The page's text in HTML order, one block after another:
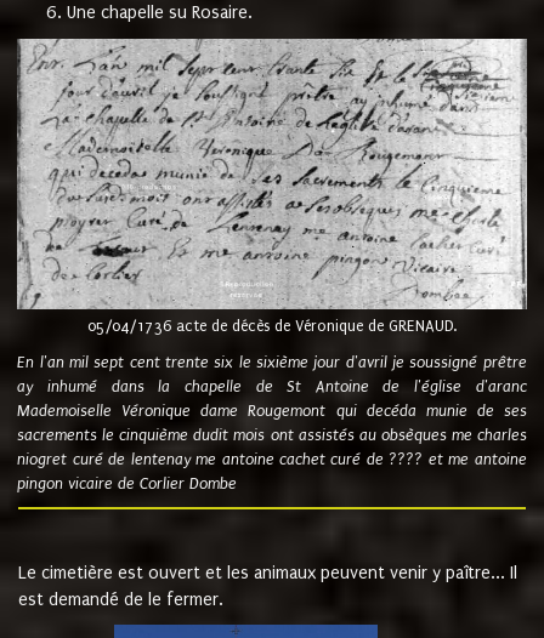
Une chapelle su Rosaire.
05/04/1736 acte de décès de Véronique de GRENAUD.
En l'an mil sept cent trente six le sixième jour d'avril je soussigné prêtre
ay inhumé dans la chapelle de St Antoine de l'église d'aranc
Mademoiselle Véronique dame Rougemont qui decéda munie de ses
sacrements le cinquième dudit mois ont assistés au obsèques me charles
niogret curé de lentenay me antoine cachet curé de ???? et me antoine
pingon vicaire de Corlier Dombe
Le cimetière est ouvert et les animaux peuvent venir y paître... Il
est demandé de le fermer.